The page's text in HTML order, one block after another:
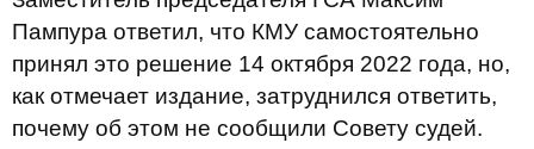
Пампура ответил, что КМУ самостоятельно
принял это решение 14 октября 2022 года, но,
как отмечает издание, затруднился ответить,
почему об этом не сообщили Совету судей.